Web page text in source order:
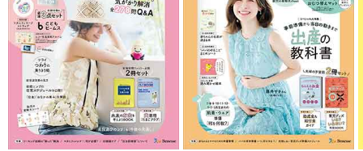
春さんですが、「血のつながりがなくても家族なんだ」と小春さ
んが感じられるようになったころ、今度は里子としての別の制限
にとまどうことになります。
「私が通っていた 保育園に取材が来たときも、私だけ撮影に参加
させてもらえず、とても寂しい思いをしました。児童相談所から
は親権者の許可なしには出れないと説明されました。